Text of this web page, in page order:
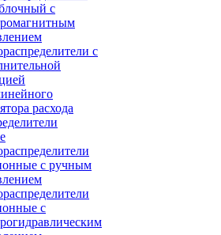
с
с
расхода
с ручным
с